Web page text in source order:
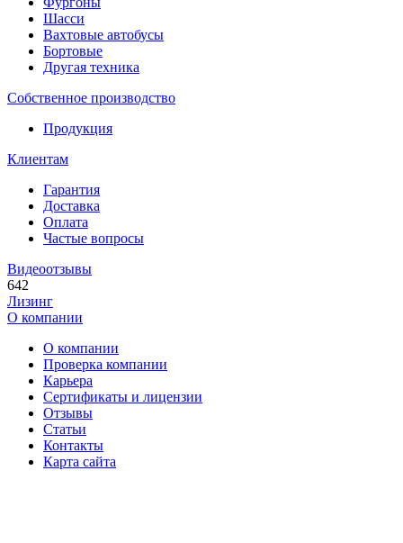
Шасси
Вахтовые автобусы
Бортовые
Другая техника
Собственное производство
Продукция
Клиентам
Гарантия
Доставка
Оплата
Частые вопросы
Видеоотзывы
642
Лизинг
О компании
О компании
Проверка компании
Карьера
Сертификаты и лицензии
Отзывы
Статьи
Контакты
Карта сайта